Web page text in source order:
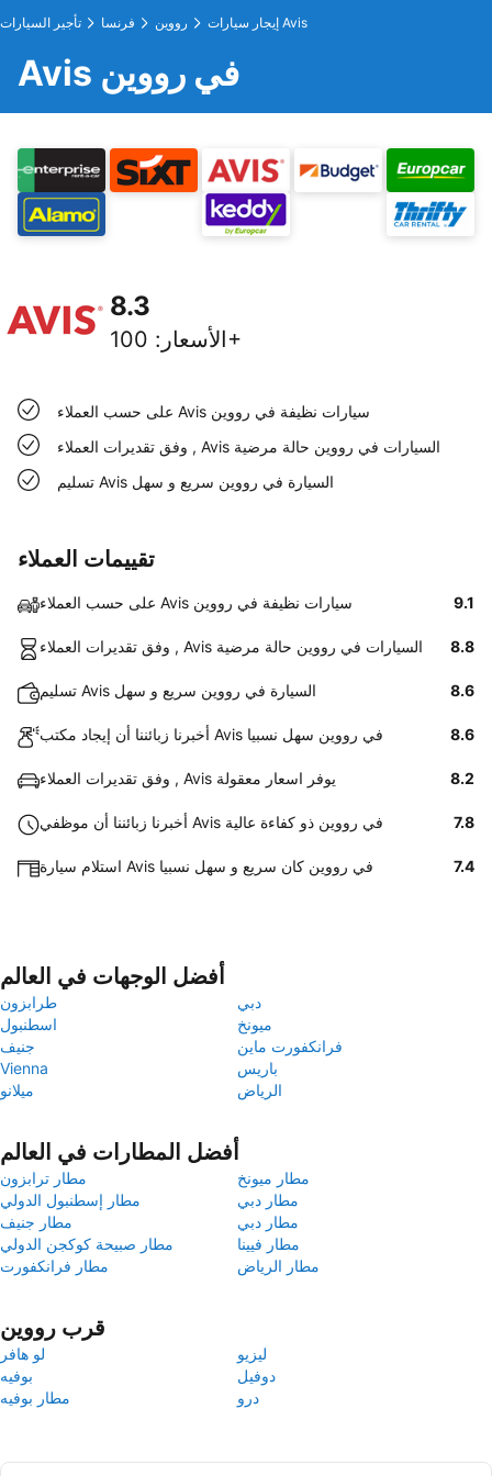
تأجير السيارات فرنسا رووين إيجار سيارات Avis
Avis في رووين
8.3
الأسعار : 100+
على حسب العملاء Avis سيارات نظيفة في رووين
وفق تقديرات العملاء , Avis السيارات في رووين حالة مرضية
تسليم Avis السيارة في رووين سريع و سهل
تقييمات العملاء
على حسب العملاء Avis سيارات نظيفة في رووين 9.1
وفق تقديرات العملاء , Avis السيارات في رووين حالة مرضية 8.8
تسليم Avis السيارة في رووين سريع و سهل 8.6
أخبرنا زبائننا أن إيجاد مكتب Avis في رووين سهل نسبيا 8.6
وفق تقديرات العملاء , Avis يوفر اسعار معقولة 8.2
أخبرنا زبائننا أن موظفي Avis في رووين ذو كفاءة عالية 7.8
استلام سيارة Avis في رووين كان سريع و سهل نسبيا 7.4
أفضل الوجهات في العالم
طرابزون
دبي
اسطنبول
ميونخ
جنيف
فرانكفورت ماين
Vienna
باريس
ميلانو
الرياض
أفضل المطارات في العالم
مطار ترابزون
مطار ميونخ
مطار إسطنبول الدولي
مطار دبي
مطار جنيف
مطار دبي
مطار صبيحة كوكجن الدولي
مطار فيينا
مطار فرانكفورت
مطار الرياض
قرب رووين
لو هافر
ليزيو
بوفيه
دوفيل
مطار بوفيه
درو